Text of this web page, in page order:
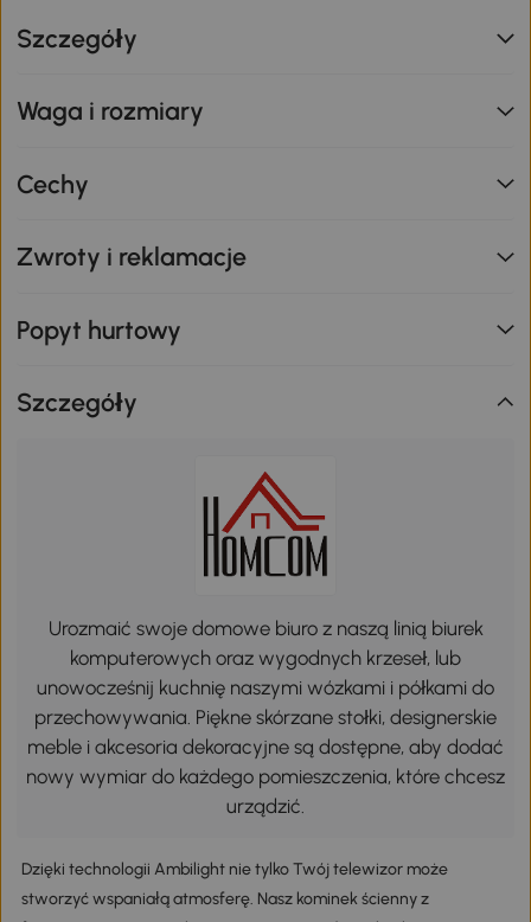
Szczegóły
Waga i rozmiary
Cechy
Zwroty i reklamacje
Popyt hurtowy
Szczegóły
Urozmaić swoje domowe biuro z naszą linią biurek
komputerowych oraz wygodnych krzeseł, lub
unowocześnij kuchnię naszymi wózkami i półkami do
przechowywania. Piękne skórzane stołki, designerskie
meble i akcesoria dekoracyjne są dostępne, aby dodać
nowy wymiar do każdego pomieszczenia, które chcesz
urządzić.
Dzięki technologii Ambilight nie tylko Twój telewizor może
stworzyć wspaniałą atmosferę. Nasz kominek ścienny z